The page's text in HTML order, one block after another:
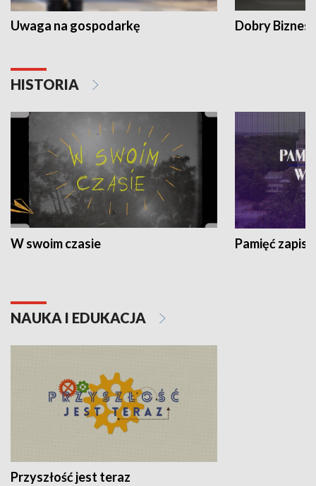
Uwaga na gospodarkę Dobry Biznes
HISTORIA
W swoim czasie Pamięć
NAUKA I EDUKACJA
Przyszłość jest teraz